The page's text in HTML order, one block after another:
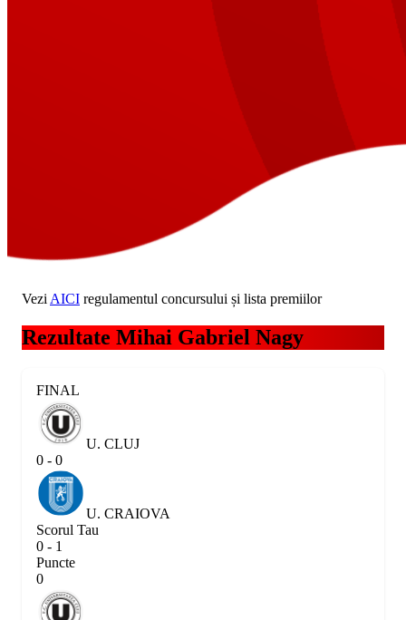
Vezi AICI regulamentul concursului și lista premiilor
Rezultate Mihai Gabriel Nagy
FINAL
U. CLUJ
0 - 0
U. CRAIOVA
Scorul Tau
0 - 1
Puncte
0